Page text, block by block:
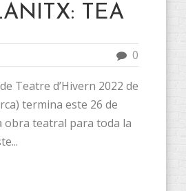
TEA
0
Teatre d’Hivern 2022 de
termina este 26 de
obra teatral para toda la